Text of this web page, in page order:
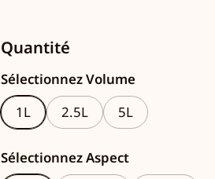
Quantité
Sélectionnez Volume
1L
2.5L 5L
Sélectionnez Aspect